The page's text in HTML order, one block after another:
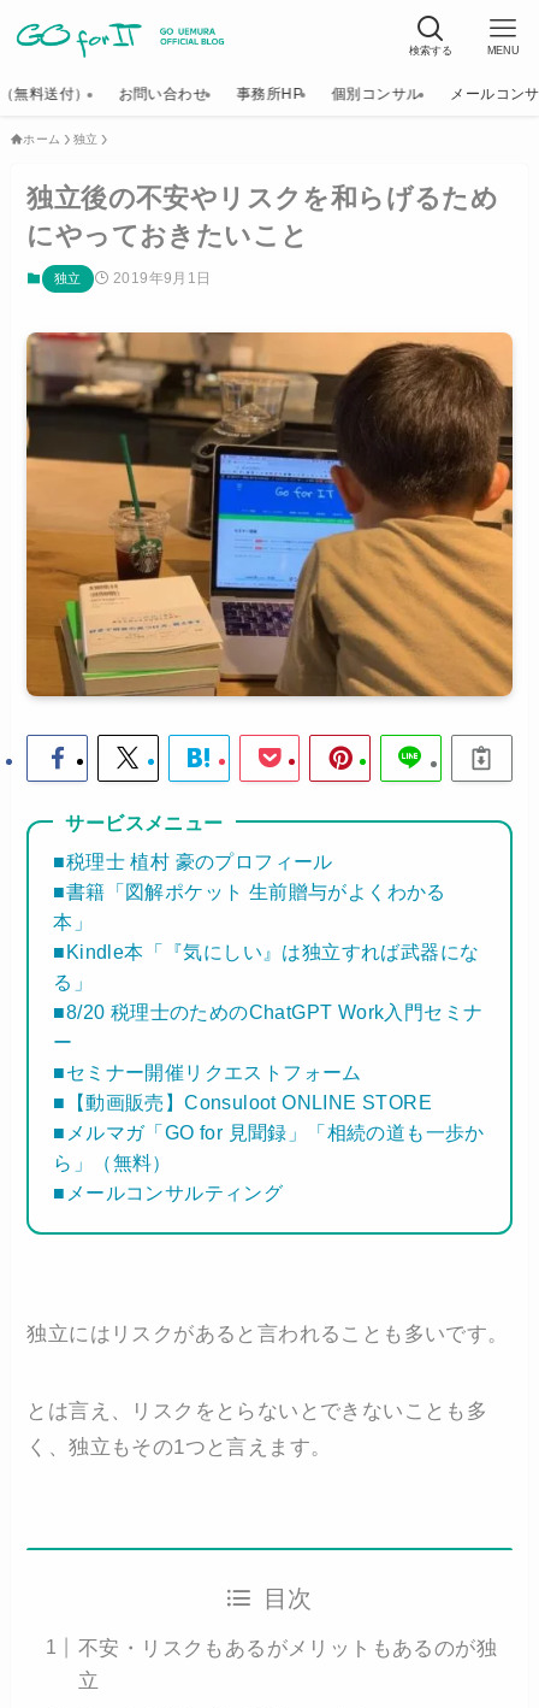
検索する MENU
無料送付） お問い合わせ 事務所HP 個別コンサル メールコン
ホーム 独立
独立後の不安やリスクを和らげるため
にやっておきたいこと
独立 2019年9月1日
サービスメニュー
■税理士 植村 豪のプロフィール
■書籍「図解ポケット 生前贈与がよくわかる
本」
■Kindle本「『気にしい』は独立すれば武器にな
る」
■8/20 税理士のためのChatGPT Work入門セミナ
ー
■セミナー開催リクエストフォーム
■【動画販売】Consuloot ONLINE STORE
■メルマガ「GO for 見聞録」「相続の道も一歩か
ら」（無料）
■メールコンサルティング
独立にはリスクがあると言われることも多いです。
とは言え、リスクをとらないとできないことも多
く、独立もその1つと言えます。
目次
不安・リスクもあるがメリットもあるのが独
立